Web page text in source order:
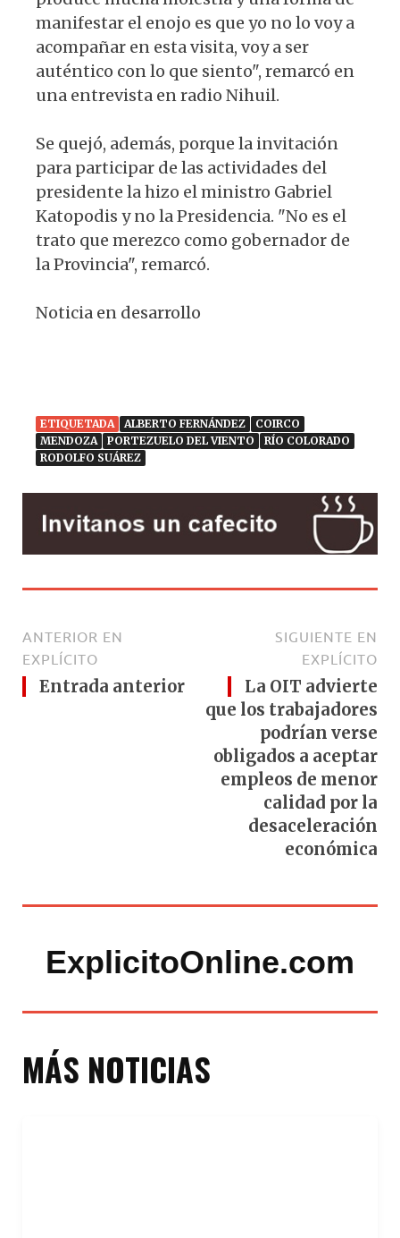
manifestar el enojo es que yo no lo voy a
acompañar en esta visita, voy a ser
auténtico con lo que siento", remarcó en
una entrevista en radio Nihuil.
Se quejó, además, porque la invitación
para participar de las actividades del
presidente la hizo el ministro Gabriel
Katopodis y no la Presidencia. "No es el
trato que merezco como gobernador de
la Provincia", remarcó.
Noticia en desarrollo
ETIQUETADA ALBERTO FERNÁNDEZ
COIRCO
MENDOZA
PORTEZUELO DEL VIENTO
RÍO COLORADO
RODOLFO SUÁREZ
ANTERIOR EN
EXPLÍCITO
Entrada anterior
SIGUIENTE EN
EXPLÍCITO
La OIT advierte
que los trabajadores
podrían verse
obligados a aceptar
empleos de menor
calidad por la
desaceleración
económica
ExplicitoOnline.com
MÁS NOTICIAS